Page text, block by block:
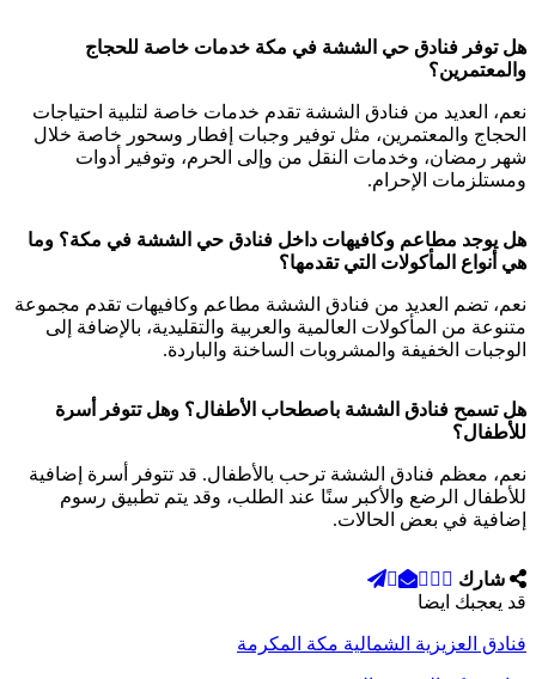
هل توفر فنادق حي الششة في مكة خدمات خاصة للحجاج
والمعتمرين؟
نعم، العديد من فنادق الششة تقدم خدمات خاصة لتلبية احتياجات
الحجاج والمعتمرين، مثل توفير وجبات إفطار وسحور خاصة خلال
شهر رمضان، وخدمات النقل من وإلى الحرم، وتوفير أدوات
ومستلزمات الإحرام.
هل يوجد مطاعم وكافيهات داخل فنادق حي الششة في مكة؟ وما
هي أنواع المأكولات التي تقدمها؟
نعم، تضم العديد من فنادق الششة مطاعم وكافيهات تقدم مجموعة
متنوعة من المأكولات العالمية والعربية والتقليدية، بالإضافة إلى
الوجبات الخفيفة والمشروبات الساخنة والباردة.
هل تسمح فنادق الششة باصطحاب الأطفال؟ وهل تتوفر أسرة
للأطفال؟
نعم، معظم فنادق الششة ترحب بالأطفال. قد تتوفر أسرة إضافية
للأطفال الرضع والأكبر سنًا عند الطلب، وقد يتم تطبيق رسوم
إضافية في بعض الحالات.
شارك
قد يعجبك ايضا
فنادق العزيزية الشمالية مكة المكرمة